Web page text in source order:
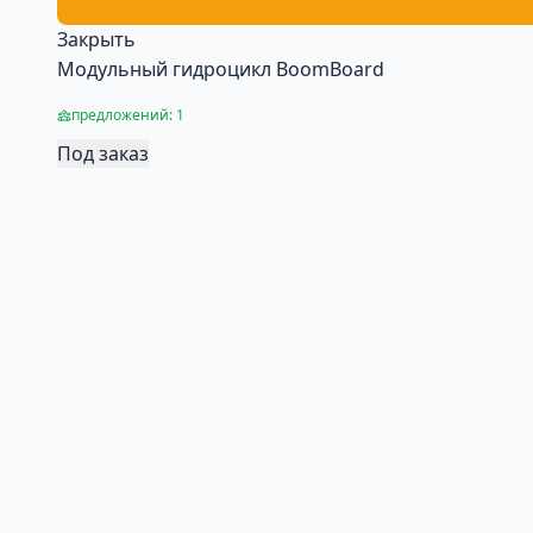
Закрыть
Модульный гидроцикл BoomBoard
предложений: 1
Под заказ